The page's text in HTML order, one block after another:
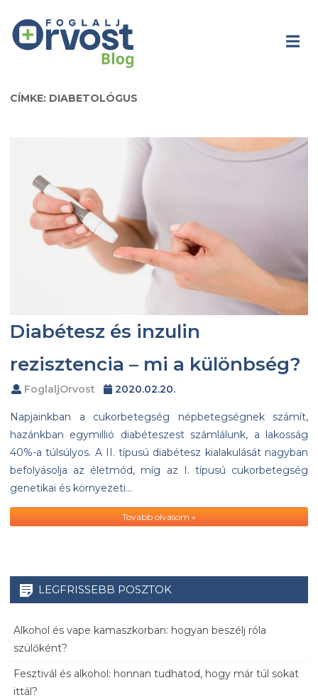
CÍMKE: DIABETOLÓGUS
Diabétesz és inzulin
rezisztencia – mi a különbség?
FoglaljOrvost 2020.02.20.
Napjainkban a cukorbetegség népbetegségnek számít,
hazánkban egymillió diabéteszest számlálunk, a lakosság
40%-a túlsúlyos. A II. típusú diabétesz kialakulását nagyban
befolyásolja az életmód, míg az I. típusú cukorbetegség
genetikai és környezeti…
Tovább olvasom »
LEGFRISSEBB POSZTOK
Alkohol és vape kamaszkorban: hogyan beszélj róla
szülőként?
Fesztivál és alkohol: honnan tudhatod, hogy már túl sokat
ittál?